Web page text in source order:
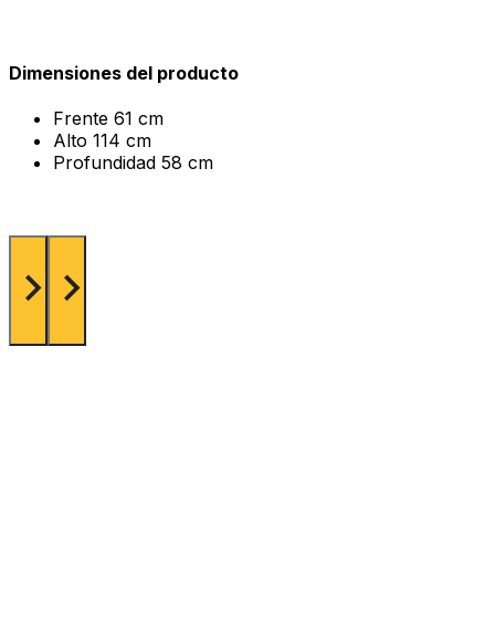
Dimensiones del producto
Frente 61 cm
Alto 114 cm
Profundidad 58 cm